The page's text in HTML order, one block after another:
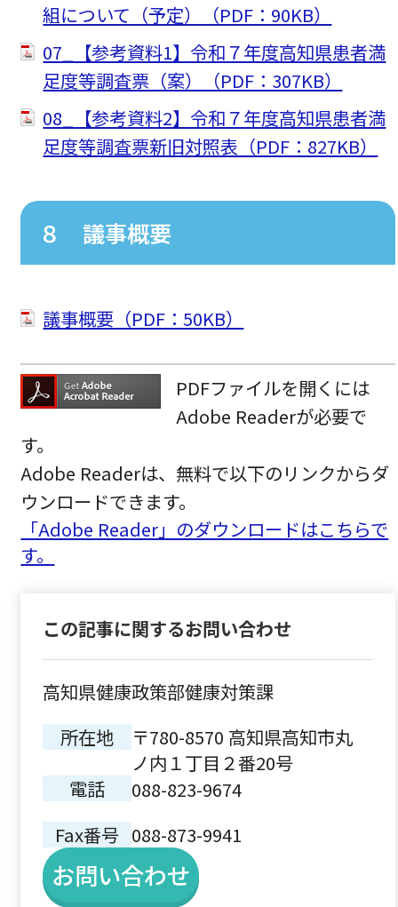
組について（予定）（PDF：90KB）
07_【参考資料1】令和７年度高知県患者満
足度等調査票（案）（PDF：307KB）
08_【参考資料2】令和７年度高知県患者満
足度等調査票新旧対照表（PDF：827KB）
８ 議事概要
議事概要（PDF：50KB）
PDFファイルを開くには
Adobe Readerが必要で
す。
Adobe Readerは、無料で以下のリンクからダ
ウンロードできます。
「Adobe Reader」のダウンロードはこちらで
す。
この記事に関するお問い合わせ
高知県健康政策部健康対策課
所在地
〒780-8570 高知県高知市丸
ノ内１丁目２番20号
電話
088-823-9674
Fax番号 088-873-9941
お問い合わせ